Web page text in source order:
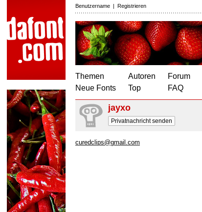
Benutzername | Registrieren
Themen
Neue Fonts
Autoren
Top
Forum
FAQ
jayxo
Privatnachricht senden
curedclips@gmail.com